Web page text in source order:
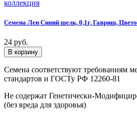
Семена Лен Синий шелк, 0,1г, Гавриш,
24 руб.
Семена соответствуют требованиям
стандартов и ГОСТу РФ 12260-81
Не содержат Генетически-
(без вреда для здоровья)